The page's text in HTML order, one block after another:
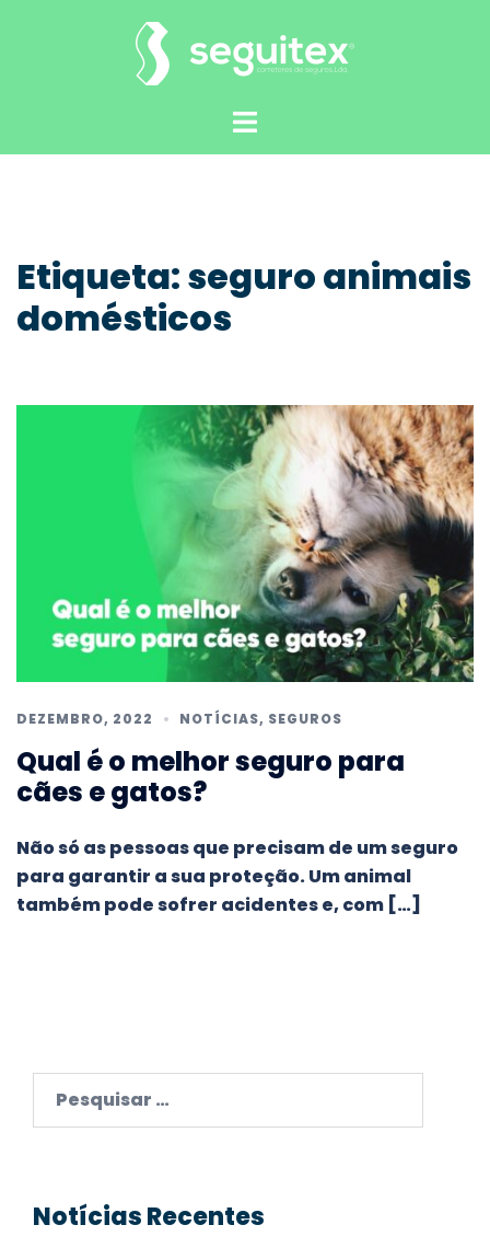
Alternar
Etiqueta:seguro animais
domésticos
DEZEMBRO, 2022 NOTÍCIAS, SEGUROS
Qual é o melhor seguro para
cães e gatos?
Não só as pessoas que precisam de um seguro
para garantir a sua proteção. Um animal
também pode sofrer acidentes e, com […]
por:
Notícias Recentes